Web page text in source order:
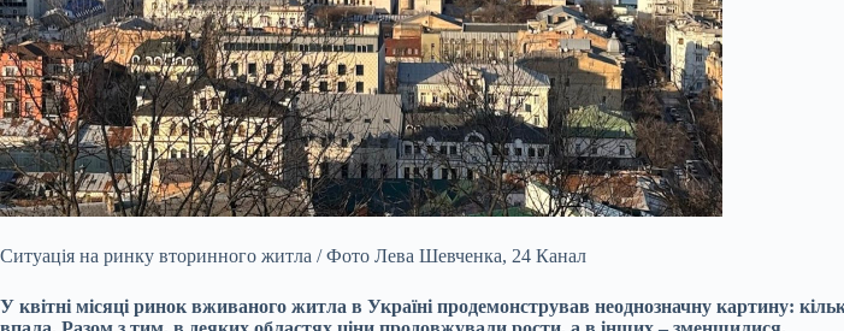
Ситуація на ринку вторинного житла / Фото Лева Шевченка, 24 Канал
У квітні місяці ринок вживаного житла в Україні продемонстрував неоднозначну картину: